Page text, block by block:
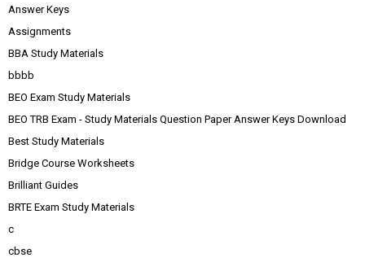
Answer Keys
Assignments
BBA Study Materials
bbbb
BEO Exam Study Materials
BEO TRB Exam - Study Materials Question Paper Answer Keys Download
Best Study Materials
Bridge Course Worksheets
Brilliant Guides
BRTE Exam Study Materials
c
cbse